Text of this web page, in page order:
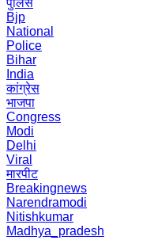
पुलिस
Bjp
National
Police
Bihar
India
कांग्रेस
भाजपा
Congress
Modi
Delhi
Viral
मारपीट
Breakingnews
Narendramodi
Nitishkumar
Madhya_pradesh